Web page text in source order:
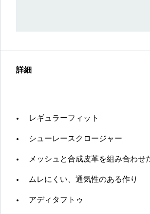
詳細
レギュラーフィット
シューレースクロージャー
メッシュと合成皮革を組み合わせ
ムレにくい、通気性のある作り
アディタフトゥ